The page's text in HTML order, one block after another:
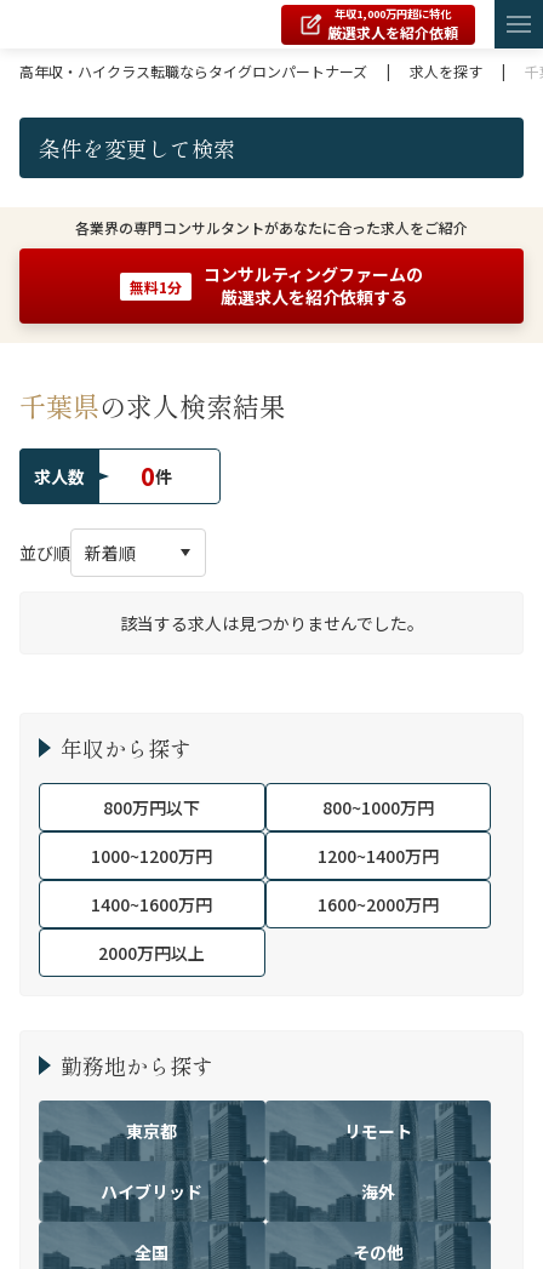
年収1,000万円超に特化
厳選求人を紹介依頼
高年収・ハイクラス転職ならタイグロンパートナーズ
| 求人を探す | 千
条件を変更して検索
各業界の専門コンサルタントがあなたに合った求人をご紹介
無料1分
コンサルティングファームの
厳選求人を紹介依頼する
千葉県の求人検索結果
求人数 0件
並び順
該当する求人は見つかりませんでした。
年収から探す
800万円以下
800~1000万円
1000~1200万円
1200~1400万円
1400~1600万円
1600~2000万円
2000万円以上
勤務地から探す
東京都 リモート
ハイブリッド 海外
全国 その他